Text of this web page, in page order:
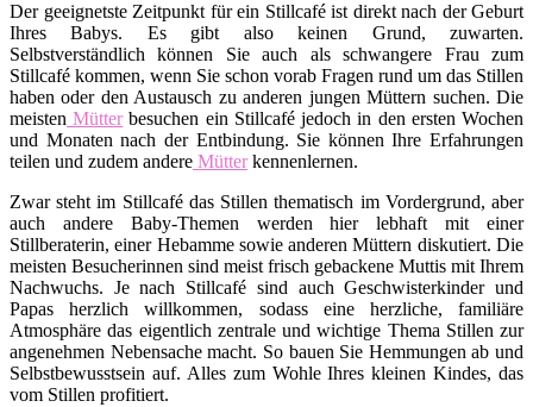
Der geeignetste Zeitpunkt für ein Stillcafé ist direkt nach der Geburt
Ihres Babys. Es gibt also keinen Grund, zuwarten.
Selbstverständlich können Sie auch als schwangere Frau zum
Stillcafé kommen, wenn Sie schon vorab Fragen rund um das Stillen
haben oder den Austausch zu anderen jungen Müttern suchen. Die
meisten Mütterbesuchen ein Stillcafé jedoch in den ersten Wochen
und Monaten nach der Entbindung. Sie können Ihre Erfahrungen
teilen und zudem andere Mütterkennenlernen.
Zwar steht im Stillcafé das Stillen thematisch im Vordergrund, aber
auch andere Baby-Themen werden hier lebhaft mit einer
Stillberaterin, einer Hebamme sowie anderen Müttern diskutiert. Die
meisten Besucherinnen sind meist frisch gebackene Muttis mit Ihrem
Nachwuchs. Je nach Stillcafé sind auch Geschwisterkinder und
Papas herzlich willkommen, sodass eine herzliche, familiäre
Atmosphäre das eigentlich zentrale und wichtige Thema Stillen zur
angenehmen Nebensache macht. So bauen Sie Hemmungen ab und
Selbstbewusstsein auf. Alles zum Wohle Ihres kleinen Kindes, das
vom Stillen profitiert.